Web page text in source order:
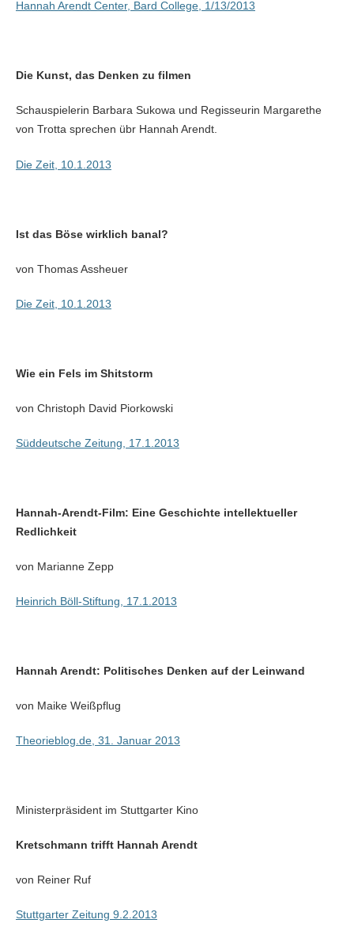
Hannah Arendt Center, Bard College, 1/13/2013
Die Kunst, das Denken zu filmen
Schauspielerin Barbara Sukowa und Regisseurin Margarethe
von Trotta sprechen übr Hannah Arendt.
Die Zeit, 10.1.2013
Ist das Böse wirklich banal?
von Thomas Assheuer
Die Zeit, 10.1.2013
Wie ein Fels im Shitstorm
von Christoph David Piorkowski
Süddeutsche Zeitung, 17.1.2013
Hannah-Arendt-Film: Eine Geschichte intellektueller
Redlichkeit
von Marianne Zepp
Heinrich Böll-Stiftung, 17.1.2013
Hannah Arendt: Politisches Denken auf der Leinwand
von Maike Weißpflug
Theorieblog.de, 31. Januar 2013
Ministerpräsident im Stuttgarter Kino
Kretschmann trifft Hannah Arendt
von Reiner Ruf
Stuttgarter Zeitung 9.2.2013